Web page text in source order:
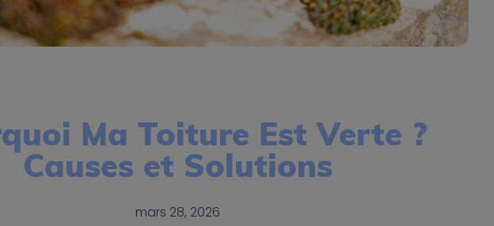
Ma Toiture Est Verte ?
Causes et Solutions
mars 28, 2026